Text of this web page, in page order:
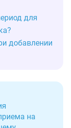
для
добавлении
на